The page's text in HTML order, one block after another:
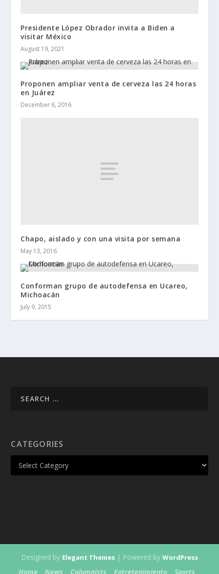
Presidente López Obrador invita a Biden a
visitar México
August 19, 2021
Proponen ampliar venta de cerveza las 24 horas
en Juárez
December 6, 2016
Chapo, aislado y con una visita por semana
May 13, 2016
Conforman grupo de autodefensa en Ucareo,
Michoacán
July 9, 2015
CATEGORIES
Designed by Elegant Themes | Powered by WordPress
Home News Columnists Entretenimiento Sports